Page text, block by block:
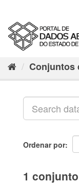
Conjuntos
Ordenar por
1